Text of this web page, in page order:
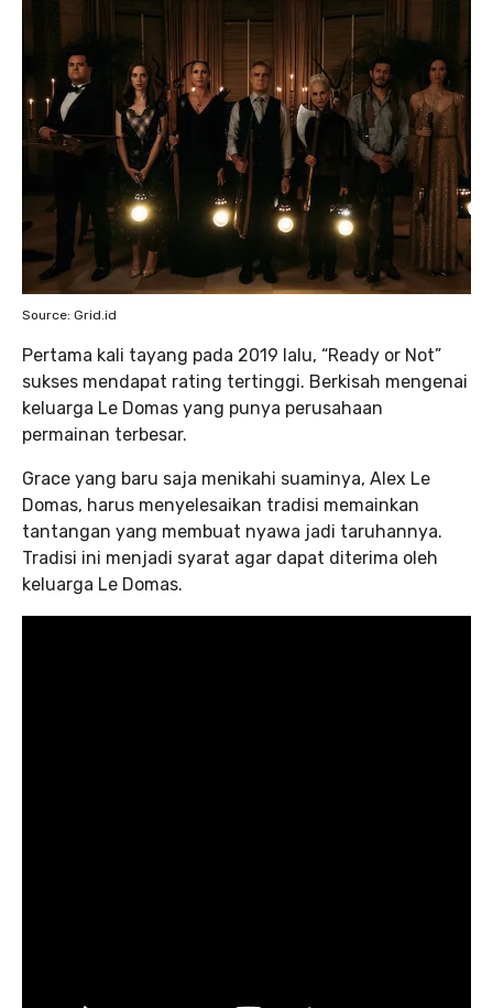
Source: Grid.id
Pertama kali tayang pada 2019 lalu, “Ready or Not”
sukses mendapat rating tertinggi. Berkisah mengenai
keluarga Le Domas yang punya perusahaan
permainan terbesar.
Grace yang baru saja menikahi suaminya, Alex Le
Domas, harus menyelesaikan tradisi memainkan
tantangan yang membuat nyawa jadi taruhannya.
Tradisi ini menjadi syarat agar dapat diterima oleh
keluarga Le Domas.